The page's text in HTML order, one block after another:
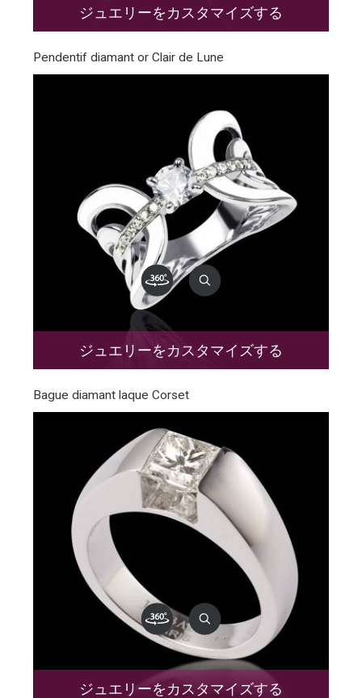
ジュエリーをカスタマイズする
Pendentif diamant or Clair de Lune
ジュエリーをカスタマイズする
Bague diamant laque Corset
ジュエリーをカスタマイズする